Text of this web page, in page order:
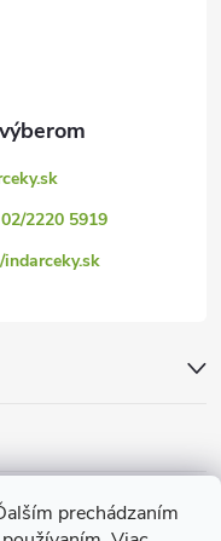
prechádzaním
2220 5919